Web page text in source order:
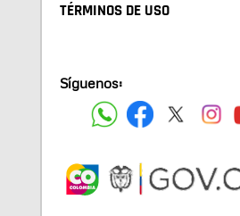
TÉRMINOS DE USO
Síguenos: